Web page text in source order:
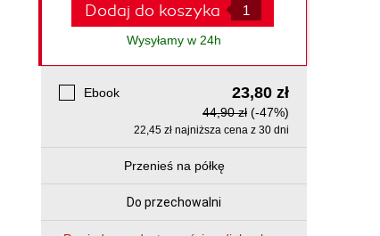
Dodaj do koszyka
Wysyłamy w 24h
Ebook 23,80 zł
44,90 zł (-47%)
22,45 zł najniższa cena z 30 dni
Przenieś na półkę
Do przechowalni